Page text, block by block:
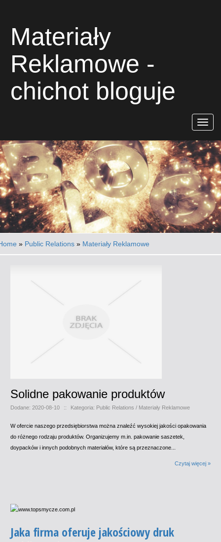
Materiały
Reklamowe -
chichot bloguje
Rozwiń
» Public Relations » Materiały Reklamowe
Solidne pakowanie produktów
Dodane: 2020-08-10 :: Kategoria: Public Relations / Materiały Reklamowe
W ofercie naszego przedsiębiorstwa można znaleźć wysokiej jakości opakowania
do różnego rodzaju produktów. Organizujemy m.in. pakowanie saszetek,
doypacków i innych podobnych materiałów, które są przeznaczone...
Czytaj więcej »
Jaka firma oferuje jakościowy druk